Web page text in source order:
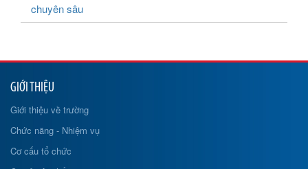
chuyên sâu
GIỚI THIỆU
Giới thiệu về trường
Chức năng - Nhiệm vụ
Cơ cấu tổ chức